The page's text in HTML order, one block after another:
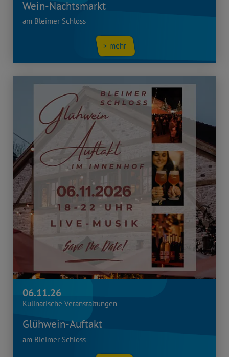
Wein-Nachtsmarkt
am Bleimer Schloss
> mehr
06.11.26
Kulinarische Veranstaltungen
Glühwein-Auftakt
am Bleimer Schloss